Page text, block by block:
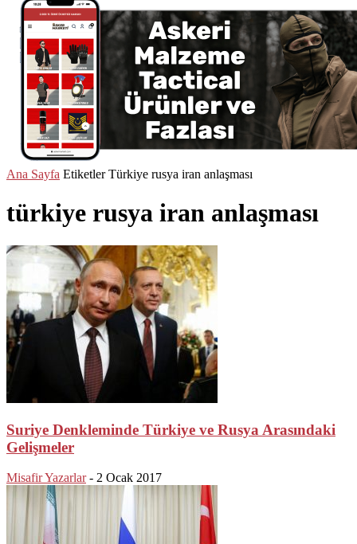
Ana Sayfa Etiketler Türkiye rusya iran anlaşması
türkiye rusya iran anlaşması
Suriye Denkleminde Türkiye ve Rusya Arasındaki
Gelişmeler
Misafir Yazarlar - 2 Ocak 2017